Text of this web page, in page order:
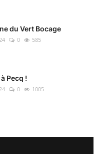
du Vert Bocage
0 585
Pecq !
0 1005